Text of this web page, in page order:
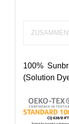
100%
(Solution